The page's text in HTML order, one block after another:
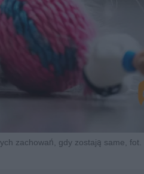
zachowań, gdy zostają same,